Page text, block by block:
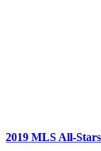
2019 MLS All-